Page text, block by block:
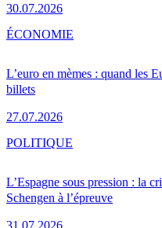
30.07.2026
L’euro en mèmes : quand les
billets
27.07.2026
ÉCONOMIE
L’Espagne sous pression : la
Schengen à l’épreuve
31.07.2026
POLITIQUE